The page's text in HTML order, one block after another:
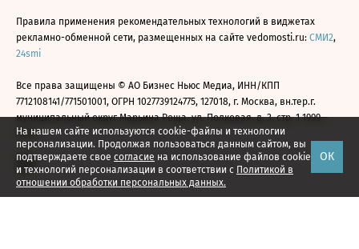
На нашем сайте используются cookie-файлы и технологии
персонализации. Продолжая пользоваться данным сайтом, вы
подтверждаете свое согласие на использование файлов cookie
и технологий персонализации в соответствии с Политикой в
отношении обработки персональных данных.
ОК
Правила применения рекомендательных технологий в виджетах
рекламно-обменной сети, размещенных на сайте vedomosti.ru: СМИ2,
24smi
Все права защищены © АО Бизнес Ньюс Медиа, ИНН/КПП
7712108141/771501001, ОГРН 1027739124775, 127018, г. Москва, вн.тер.г.
муниципальный округ Марьина Роща, ул. Полковая, д. 3, стр. 1 1999—
2026